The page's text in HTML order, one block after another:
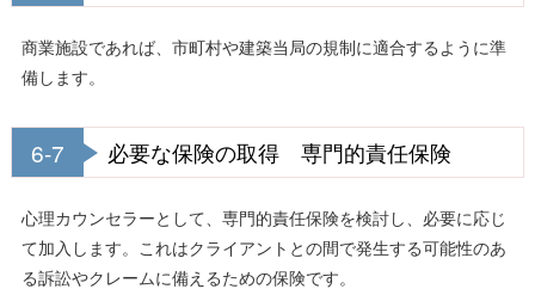
商業施設であれば、市町村や建築当局の規制に適合するように準
備します。
6-7 必要な保険の取得 専門的責任保険
心理カウンセラーとして、専門的責任保険を検討し、必要に応じ
て加入します。これはクライアントとの間で発生する可能性のあ
る訴訟やクレームに備えるための保険です。